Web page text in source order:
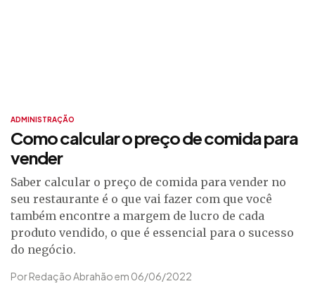
ADMINISTRAÇÃO
Como calcular o preço de comida para
vender
Saber calcular o preço de comida para vender no
seu restaurante é o que vai fazer com que você
também encontre a margem de lucro de cada
produto vendido, o que é essencial para o sucesso
do negócio.
Por Redação Abrahão em 06/06/2022